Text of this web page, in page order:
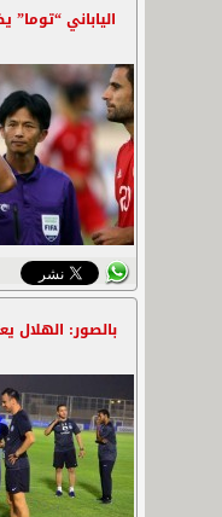
الياباني
بالصور: الهلال